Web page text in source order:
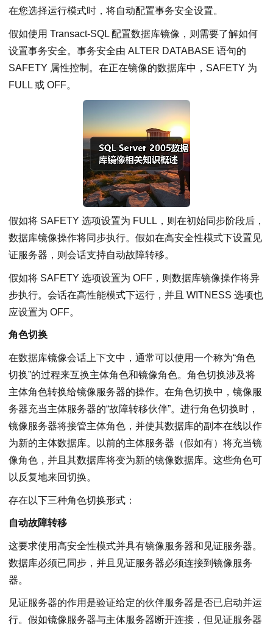
在您选择运行模式时，将自动配置事务安全设置。
假如使用 Transact-SQL 配置数据库镜像，则需要了解如何
设置事务安全。事务安全由 ALTER DATABASE 语句的
SAFETY 属性控制。在正在镜像的数据库中，SAFETY 为
FULL 或 OFF。
假如将 SAFETY 选项设置为 FULL，则在初始同步阶段后，
数据库镜像操作将同步执行。假如在高安全性模式下设置见
证服务器，则会话支持自动故障转移。
假如将 SAFETY 选项设置为 OFF，则数据库镜像操作将异
步执行。会话在高性能模式下运行，并且 WITNESS 选项也
应设置为 OFF。
角色切换
在数据库镜像会话上下文中，通常可以使用一个称为“角色
切换”的过程来互换主体角色和镜像角色。角色切换涉及将
主体角色转换给镜像服务器的操作。在角色切换中，镜像服
务器充当主体服务器的“故障转移伙伴”。进行角色切换时，
镜像服务器将接管主体角色，并使其数据库的副本在线以作
为新的主体数据库。以前的主体服务器（假如有）将充当镜
像角色，并且其数据库将变为新的镜像数据库。这些角色可
以反复地来回切换。
存在以下三种角色切换形式：
自动故障转移
这要求使用高安全性模式并具有镜像服务器和见证服务器。
数据库必须已同步，并且见证服务器必须连接到镜像服务
器。
见证服务器的作用是验证给定的伙伴服务器是否已启动并运
行。假如镜像服务器与主体服务器断开连接，但见证服务器